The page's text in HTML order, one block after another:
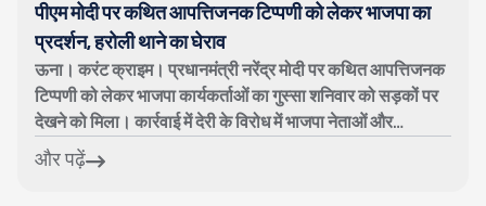
पीएम मोदी पर कथित आपत्तिजनक टिप्पणी को लेकर भाजपा का
प्रदर्शन, हरोली थाने का घेराव
ऊना। करंट क्राइम। प्रधानमंत्री नरेंद्र मोदी पर कथित आपत्तिजनक
टिप्पणी को लेकर भाजपा कार्यकर्ताओं का गुस्सा शनिवार को सड़कों पर
देखने को मिला। कार्रवाई में देरी के विरोध में भाजपा नेताओं और
कार्यकर्ताओ...
और पढ़ें